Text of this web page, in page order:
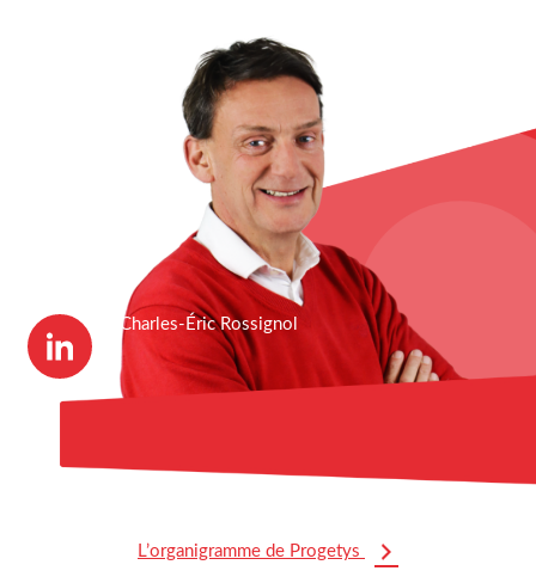
Charles-Éric Rossignol
L’organigramme de Progetys